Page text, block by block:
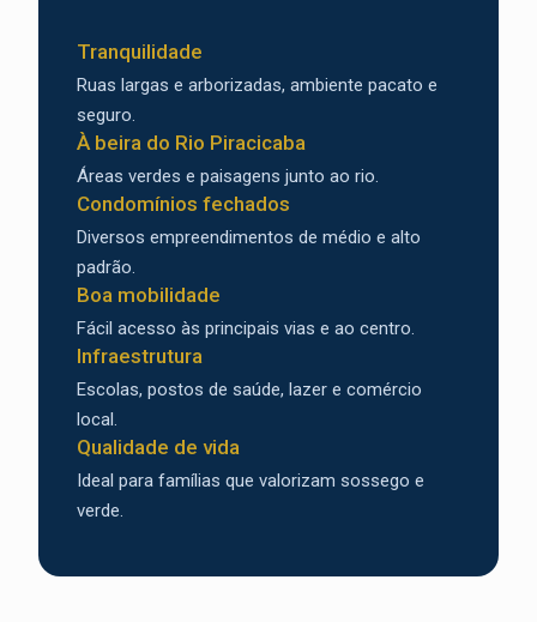
Tranquilidade
Ruas largas e arborizadas, ambiente pacato e
seguro.
À beira do Rio Piracicaba
Áreas verdes e paisagens junto ao rio.
Condomínios fechados
Diversos empreendimentos de médio e alto
padrão.
Boa mobilidade
Fácil acesso às principais vias e ao centro.
Infraestrutura
Escolas, postos de saúde, lazer e comércio
local.
Qualidade de vida
Ideal para famílias que valorizam sossego e
verde.